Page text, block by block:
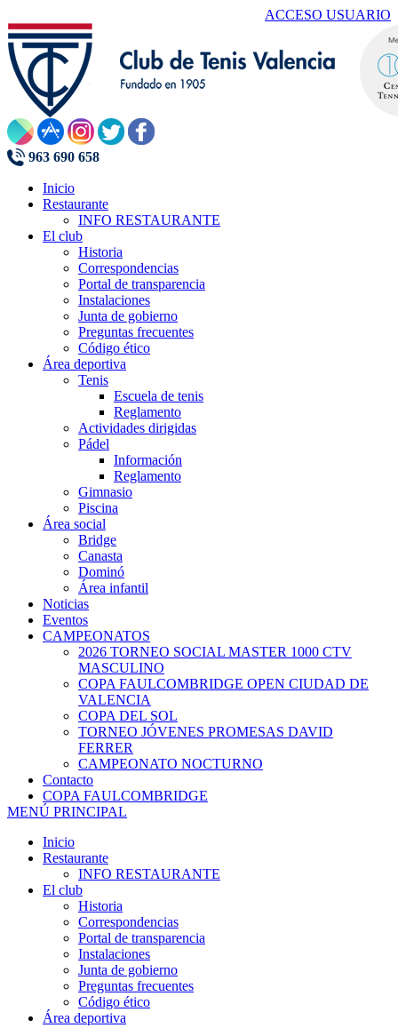
ACCESO USUARIO
963 690 658
Inicio
Restaurante
INFO RESTAURANTE
El club
Historia
Correspondencias
Portal de transparencia
Instalaciones
Junta de gobierno
Preguntas frecuentes
Código ético
Área deportiva
Tenis
Escuela de tenis
Reglamento
Actividades dirigidas
Pádel
Información
Reglamento
Gimnasio
Piscina
Área social
Bridge
Canasta
Dominó
Área infantil
Noticias
Eventos
CAMPEONATOS
2026 TORNEO SOCIAL MASTER 1000 CTV
MASCULINO
COPA FAULCOMBRIDGE OPEN CIUDAD DE
VALENCIA
COPA DEL SOL
TORNEO JÓVENES PROMESAS DAVID
FERRER
CAMPEONATO NOCTURNO
Contacto
COPA FAULCOMBRIDGE
MENÚ PRINCIPAL
Inicio
Restaurante
INFO RESTAURANTE
El club
Historia
Correspondencias
Portal de transparencia
Instalaciones
Junta de gobierno
Preguntas frecuentes
Código ético
Área deportiva